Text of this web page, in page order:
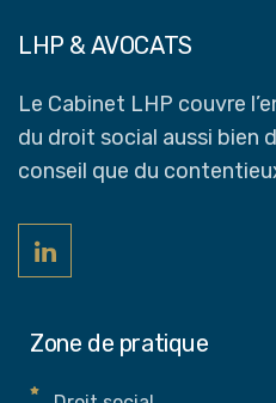
LHP & AVOCATS
Le Cabinet LHP couvre
du droit social aussi bien
conseil que du
Zone de pratique